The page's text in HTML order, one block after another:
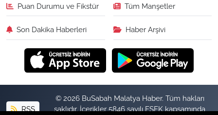
Puan Durumu ve Fikstür Tüm Manşetler
Son Dakika Haberleri Haber Arşivi
RSS
© 2026 BuSabah Malatya Haber. Tüm hakları
saklıdır. İçerikler 5846 sayılı FSEK kapsamında